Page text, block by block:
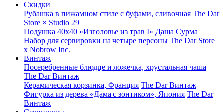
Скидки
Рубашка в пижамном стиле с буфами, сливочная The Dar
Store × Studio 29
Подушка 40x40 «Изголовье из трав I» Даша Сурма
Набор для сервировки на четыре персоны The Dar Store
х Nobrow Inc.
Винтаж
Посеребренные блюдце и ложечка, хрустальная чаша
The Dar Винтаж
Керамическая корзинка, Франция The Dar Винтаж
Фигурка из дерева «Дама с зонтиком», Япония The Dar
Винтаж